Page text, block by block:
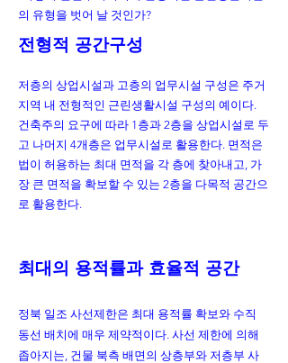
의 유형을 벗어 날 것인가?
전형적 공간구성
저층의 상업시설과 고층의 업무시설 구성은 주거
지역 내 전형적인 근린생활시설 구성의 예이다.
건축주의 요구에 따라 1층과 2층을 상업시설로 두
고 나머지 4개층은 업무시설로 활용한다. 면적은
법이 허용하는 최대 면적을 각 층에 찾아내고, 가
장 큰 면적을 확보할 수 있는 2층을 다목적 공간으
로 활용한다.
최대의 용적률과 효율적 공간
정북 일조 사선제한은 최대 용적률 확보와 수직
동선 배치에 매우 제약적이다. 사선 제한에 의해
좁아지는, 건물 북측 배면의 상층부와 저층부 사